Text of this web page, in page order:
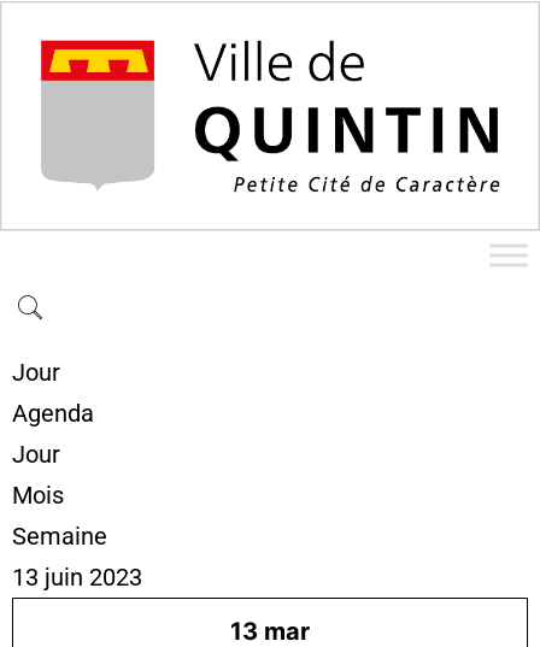
Jour
Agenda
Jour
Mois
Semaine
13 juin 2023
13 mar